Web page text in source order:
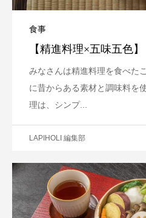
食事
【精進料理×五味五色】
みなさんは精進料理を食べた
に昔からある素材と調味料を
理は、シンプ...
LAPIHOLI 編集部